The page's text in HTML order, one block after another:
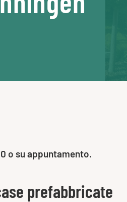
o su appuntamento.
prefabbricate